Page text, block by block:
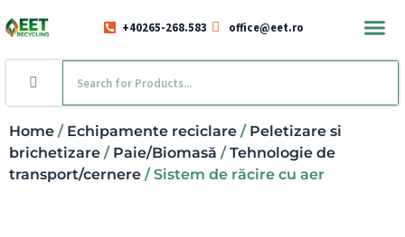
+40265-268.583 office@eet.ro
Home / Echipamente reciclare / Peletizare si
brichetizare / Paie/Biomasă /Tehnologie de
transport/cernere / Sistem de răcire cu aer